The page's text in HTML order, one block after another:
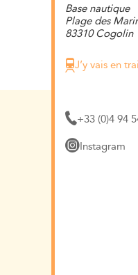
Base nautique
Plage des
83310 Cogolin
J’y vais en
+33 (0)4 94
Instagram